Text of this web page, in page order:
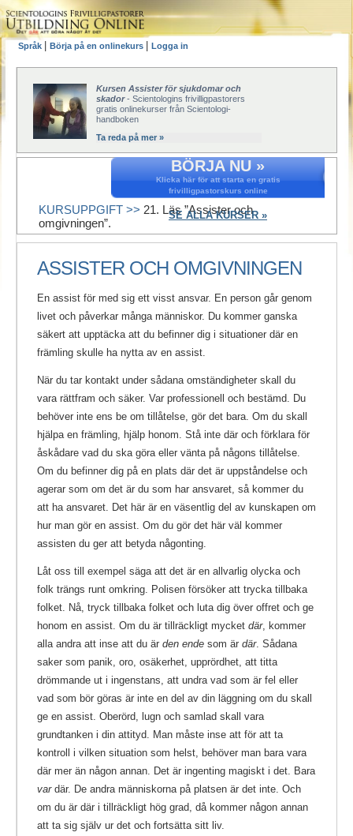
Språk Börja på en onlinekurs Logga in
Kursen Assister för sjukdomar och
skador- Scientologins frivilligpastorers
gratis onlinekurser från Scientologi-
handboken
Ta reda på mer »
BÖRJA NU »
Klicka här för att starta en gratis
frivilligpastorskurs online
SE ALLA KURSER »
KURSUPPGIFT >> 21. Läs ”Assister och
omgivningen”.
ASSISTER OCH OMGIVNINGEN
En assist för med sig ett visst ansvar. En person går genom
livet och påverkar många människor. Du kommer ganska
säkert att upptäcka att du befinner dig i situationer där en
främling skulle ha nytta av en assist.
När du tar kontakt under sådana omständigheter skall du
vara rättfram och säker. Var professionell och bestämd. Du
behöver inte ens be om tillåtelse, gör det bara. Om du skall
hjälpa en främling, hjälp honom. Stå inte där och förklara för
åskådare vad du ska göra eller vänta på någons tillåtelse.
Om du befinner dig på en plats där det är uppståndelse och
agerar som om det är du som har ansvaret, så kommer du
att ha ansvaret. Det här är en väsentlig del av kunskapen om
hur man gör en assist. Om du gör det här väl kommer
assisten du ger att betyda någonting.
Låt oss till exempel säga att det är en allvarlig olycka och
folk trängs runt omkring. Polisen försöker att trycka tillbaka
folket. Nå, tryck tillbaka folket och luta dig över offret och ge
honom en assist. Om du är tillräckligt mycket där, kommer
alla andra att inse att du är den ende som är där. Sådana
saker som panik, oro, osäkerhet, upprördhet, att titta
drömmande ut i ingenstans, att undra vad som är fel eller
vad som bör göras är inte en del av din läggning om du skall
ge en assist. Oberörd, lugn och samlad skall vara
grundtanken i din attityd. Man måste inse att för att ta
kontroll i vilken situation som helst, behöver man bara vara
där mer än någon annan. Det är ingenting magiskt i det. Bara
vardär. De andra människorna på platsen är det inte. Och
om du är där i tillräckligt hög grad, då kommer någon annan
att ta sig själv ur det och fortsätta sitt liv.